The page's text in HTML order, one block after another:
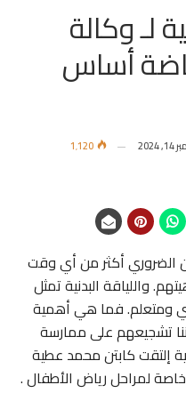
لـ وكالة
أساس
الضروري أكثر من أي وقت
واللياقة البدنية تمثل
ومتعلم. فما هي أهمية
تشجيعهم على ممارسة
إلتقت كابتن محمد عطية
لمراحل رياض الأطفال .